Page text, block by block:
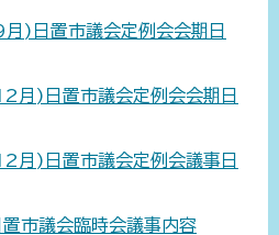
)日置市議会定例会会期日
月)日置市議会定例会会期日
月)日置市議会定例会議事日
市議会臨時会議事内容